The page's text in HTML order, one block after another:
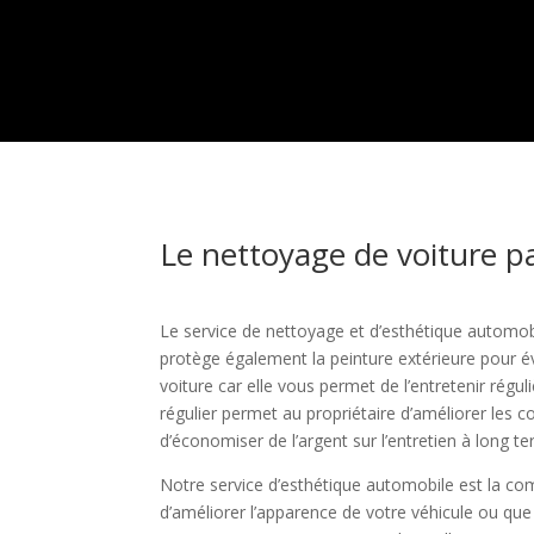
Le nettoyage de voiture
Le service de nettoyage et d’esthétique
protège également la peinture extérieure pour
voiture car elle vous permet de l’entretenir
régulier permet au propriétaire d’améliorer les
d’économiser de l’argent sur l’entretien à long
Notre service d’esthétique automobile est la
d’améliorer l’apparence de votre véhicule ou